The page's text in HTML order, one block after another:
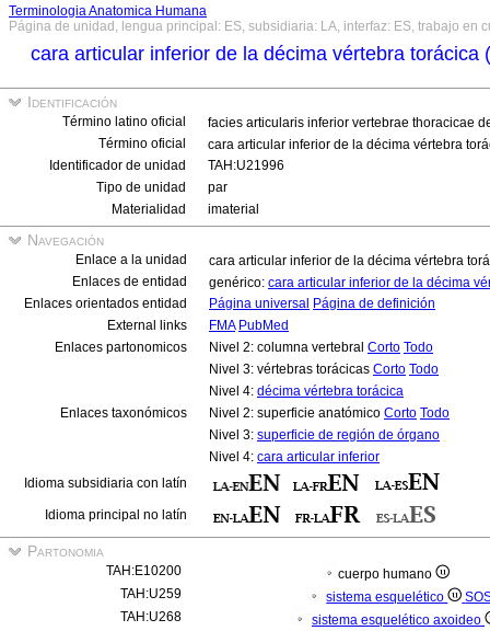
Terminologia Anatomica Humana
Página de unidad, lengua principal: ES, subsidiaria: LA, interfaz: ES, trabajo en
cara articular inferior de la décima vértebra torácica
Identificación
Término latino oficial
facies articularis inferior vertebrae thoracicae
Término oficial
cara articular inferior de la décima vértebra
Identificador de unidad
TAH:U21996
Tipo de unidad
par
Materialidad
imaterial
Navegación
Enlace a la unidad
cara articular inferior de la décima vértebra
Enlaces de entidad
genérico: cara articular inferior de la décima
Enlaces orientados entidad
Página universal Página de definición
External links
FMA PubMed
Enlaces partonomicos
Nivel 2: columna vertebral Corto Todo
Nivel 3: vértebras torácicas Corto Todo
Nivel 4: décima vértebra torácica
Enlaces taxonómicos
Nivel 2: superficie anatómico Corto Todo
Nivel 3: superficie de región de órgano
Nivel 4: cara articular inferior
Idioma subsidiaria con latín
Idioma principal no latín
Partonomia
TAH:E10200
cuerpo humano
TAH:U259
sistema esquelético
TAH:U268
sistema esquelético axoideo